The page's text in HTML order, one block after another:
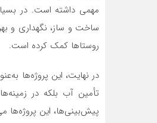
مهمی داشته است. در
ساخت و ساز، نگهداری و
روستاها کمک کرده است.
در نهایت، این پروژه‌ها
تأمین آب بلکه در
پیش‌بینی‌ها، این پروژه‌ها